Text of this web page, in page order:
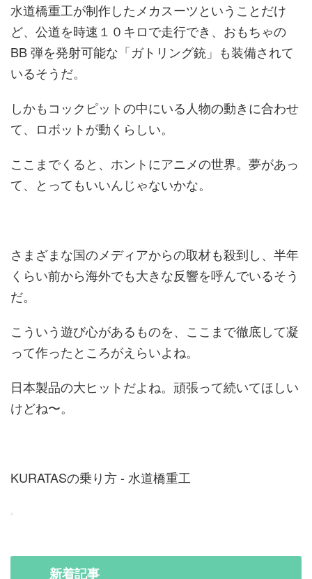
水道橋重工が制作したメカスーツということだけ
ど、公道を時速１０キロで走行でき、おもちゃの
BB 弾を発射可能な「ガトリング銃」も装備されて
いるそうだ。
しかもコックピットの中にいる人物の動きに合わせ
て、ロボットが動くらしい。
ここまでくると、ホントにアニメの世界。夢があっ
て、とってもいいんじゃないかな。
さまざまな国のメディアからの取材も殺到し、半年
くらい前から海外でも大きな反響を呼んでいるそう
だ。
こういう遊び心があるものを、ここまで徹底して凝
って作ったところがえらいよね。
日本製品の大ヒットだよね。頑張って続いてほしい
けどね〜。
KURATASの乗り方 - 水道橋重工
新着記事